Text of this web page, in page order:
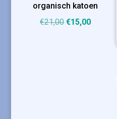
organisch katoen
€21,00 Oorspronkelijke
€15,00Huidige